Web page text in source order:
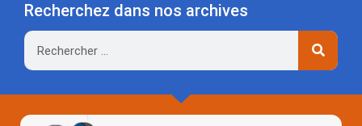
Recherchez dans nos archives
Rechercher